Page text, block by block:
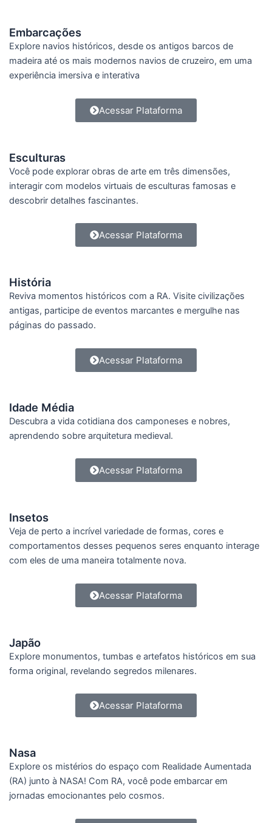
Embarcações
Explore navios históricos, desde os antigos barcos de
madeira até os mais modernos navios de cruzeiro, em uma
experiência imersiva e interativa
Acessar Plataforma
Esculturas
Você pode explorar obras de arte em três dimensões,
interagir com modelos virtuais de esculturas famosas e
descobrir detalhes fascinantes.
Acessar Plataforma
História
Reviva momentos históricos com a RA. Visite civilizações
antigas, participe de eventos marcantes e mergulhe nas
páginas do passado.
Acessar Plataforma
Idade Média
Descubra a vida cotidiana dos camponeses e nobres,
aprendendo sobre arquitetura medieval.
Acessar Plataforma
Insetos
Veja de perto a incrível variedade de formas, cores e
comportamentos desses pequenos seres enquanto interage
com eles de uma maneira totalmente nova.
Acessar Plataforma
Japão
Explore monumentos, tumbas e artefatos históricos em sua
forma original, revelando segredos milenares.
Acessar Plataforma
Nasa
Explore os mistérios do espaço com Realidade Aumentada
(RA) junto à NASA! Com RA, você pode embarcar em
jornadas emocionantes pelo cosmos.